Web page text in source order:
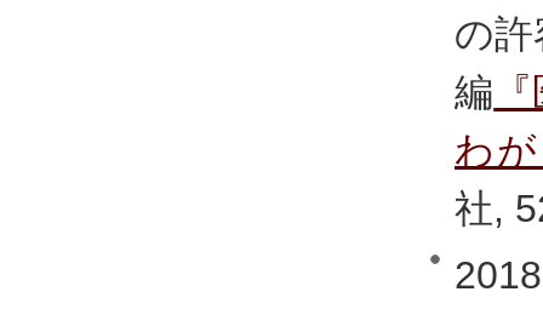
の
編
わ
社,